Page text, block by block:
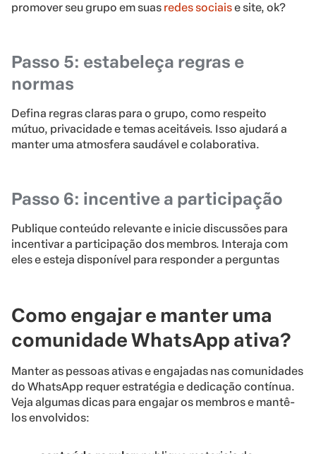
promover seu grupo em suas redes sociaise site, ok?
Passo 5: estabeleça regras e
normas
Defina regras claras para o grupo, como respeito
mútuo, privacidade e temas aceitáveis. Isso ajudará a
manter uma atmosfera saudável e colaborativa.
Passo 6: incentive a participação
Publique conteúdo relevante e inicie discussões para
incentivar a participação dos membros. Interaja com
eles e esteja disponível para responder a perguntas
Como engajar e manter uma
comunidade WhatsApp ativa?
Manter as pessoas ativas e engajadas nas comunidades
do WhatsApp requer estratégia e dedicação contínua.
Veja algumas dicas para engajar os membros e mantê-
los envolvidos: